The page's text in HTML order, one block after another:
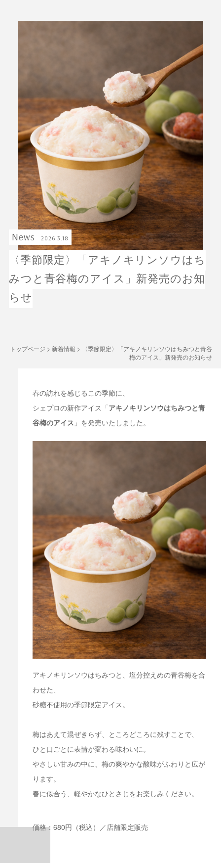
シェプロについて
シェプロの生はちみつ
NEWS 新着情報
ONLINE SHOP オンラインショップ／商品紹介
JOURNAL 読みもの
News 2026.3.18
〈季節限定〉「アキノキリンソウはち
みつと青谷梅のアイス」新発売のお知
らせ
トップページ > 新着情報 >
〈季節限定〉「アキノキリンソウはちみつと青谷
梅のアイス」新発売のお知らせ
春の訪れを感じるこの季節に、
シェプロの新作アイス「アキノキリンソウはちみつと青
谷梅のアイス 」を発売いたしました。
アキノキリンソウはちみつと、塩分控えめの青谷梅を合
わせた、
砂糖不使用の季節限定アイス。
梅はあえて混ぜきらず、ところどころに残すことで、
ひと口ごとに表情が変わる味わいに。
やさしい甘みの中に、梅の爽やかな酸味がふわりと広が
ります。
春に似合う、軽やかなひとさじをお楽しみください。
価格：680円（税込）／店舗限定販売